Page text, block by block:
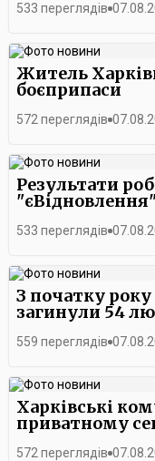
533 переглядів
Житель
боєприпаси
572 переглядів
Результати
533 переглядів
З початку
загинули 54
559 переглядів
Харківські
приватному
572 переглядів